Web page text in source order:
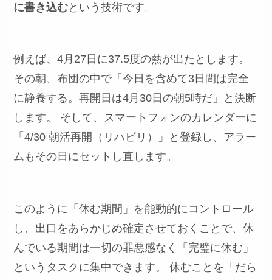
に書き込むという技術です。
例えば、4月27日に37.5度の熱が出たとします。
その朝、布団の中で「今日を含めて3日間は完全
に静養する。再開日は4月30日の朝5時だ」と決断
します。 そして、スマートフォンのカレンダーに
「4/30 朝活再開（リハビリ）」と登録し、アラー
ムもその日にセットし直します。
このように「休む期間」を能動的にコントロール
し、出口をあらかじめ確定させておくことで、休
んでいる期間は一切の罪悪感なく「完璧に休む」
というタスクに集中できます。 休むことを「だら